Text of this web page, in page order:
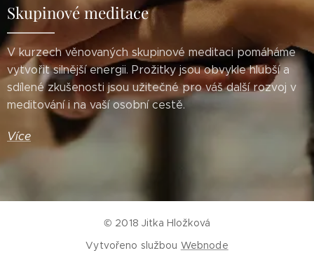
Skupinové meditace
V kurzech věnovaných skupinové meditaci pomáháme
vytvořit silnější energii. Prožitky jsou obvykle hlubší a
sdílené zkušenosti jsou užitečné pro váš další rozvoj v
meditování i na vaší osobní cestě.
Více
© 2018 Jitka Hložková
Vytvořeno službou Webnode